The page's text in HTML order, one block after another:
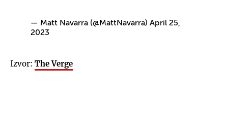
— Matt Navarra (@MattNavarra) April 25,
2023
Izvor: The Verge